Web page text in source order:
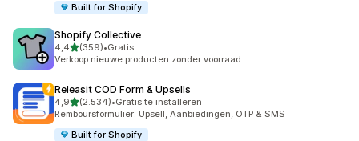
Built for Shopify
Shopify Collective
4,4van 5 sterren
(359)
359 recensies in totaal
•Gratis
Verkoop nieuwe producten zonder voorraad
Releasit COD Form & Upsells
4,9van 5 sterren
(2.534)
2534 recensies in totaal
•Gratis te installeren
Remboursformulier: Upsell, Aanbiedingen, OTP & SMS
Built for Shopify